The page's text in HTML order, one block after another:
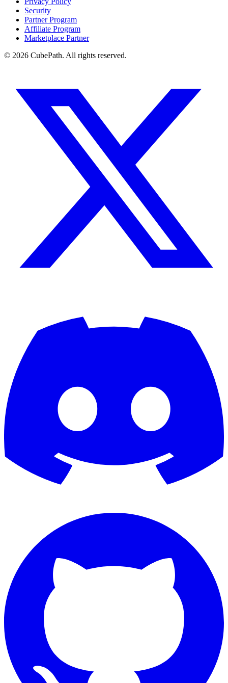
Security
Partner Program
Affiliate Program
Marketplace Partner
© 2026 CubePath. All rights reserved.